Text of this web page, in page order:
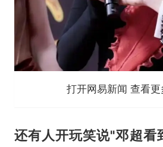
打开网易新闻 查看
还有人开玩笑说"邓超看